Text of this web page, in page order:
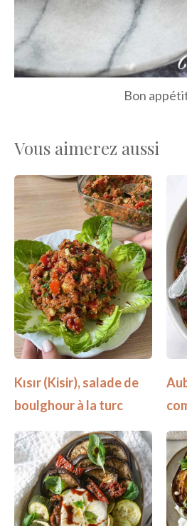
Bon
Vous aimerez aussi
Kısır (Kisir), salade de
boulghour à la turc